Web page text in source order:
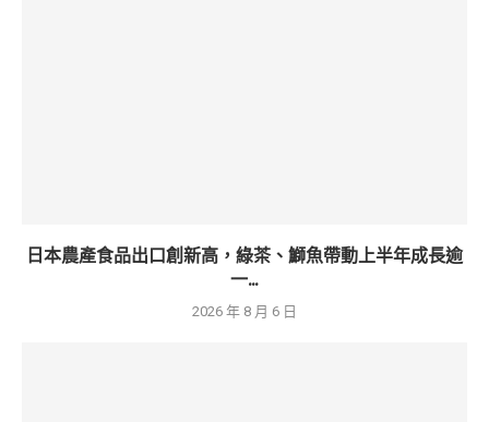
日本農產食品出口創新高，綠茶、鰤魚帶動上半年成長逾
一...
2026 年 8 月 6 日